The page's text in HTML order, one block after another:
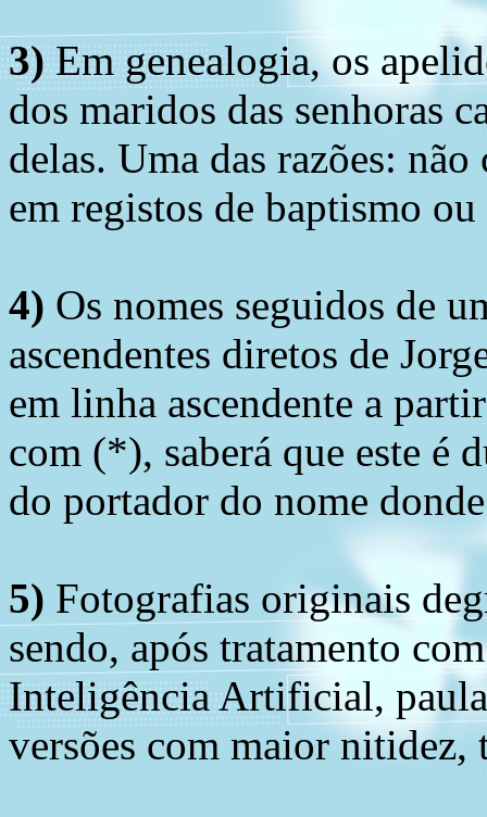
3) Em genealogia, os
dos maridos das senhoras
delas. Uma das razões:
em registos de baptismo
4) Os nomes seguidos de
ascendentes diretos de
em linha ascendente a
com (*), saberá que este é
do portador do nome
5) Fotografias originais
sendo, após tratamento
Inteligência Artificial,
versões com maior nitidez,